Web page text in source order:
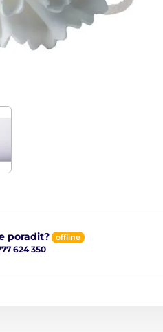
poradit? offline
624 350